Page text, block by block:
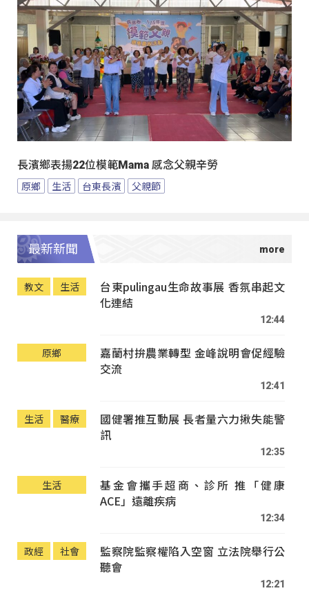
長濱鄉表揚22位模範Mama 感念父親辛勞
原鄉 生活 台東長濱 父親節
最新新聞
教文 生活
台東pulingau生命故事展 香氛串起文
化連結
12:44
原鄉
嘉蘭村拚農業轉型 金峰說明會促經驗
交流
12:41
生活 醫療
國健署推互動展 長者量六力揪失能警
訊
12:35
生活
基金會攜手超商、診所 推「健康
ACE」遠離疾病
12:34
政經 社會
監察院監察權陷入空窗 立法院舉行公
聽會
12:21